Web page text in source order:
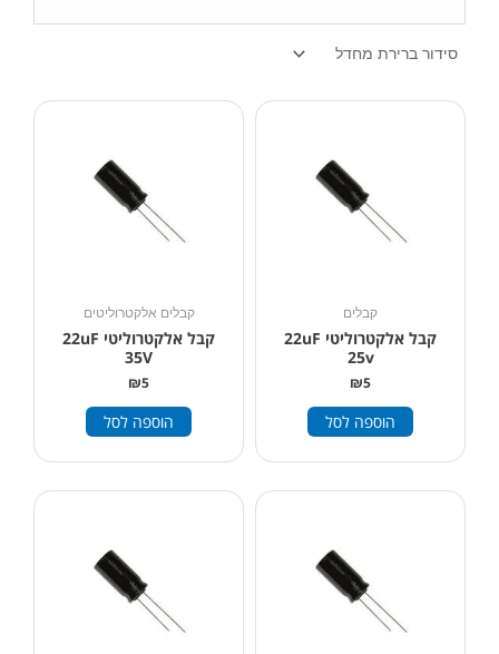
קבלים
קבל אלקטרוליטי 22uF
25v
₪5
הוספה לסל
קבלים אלקטרוליטים
קבל אלקטרוליטי 22uF
35V
₪5
הוספה לסל